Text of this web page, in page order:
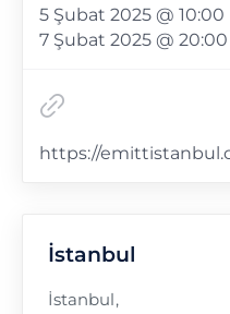
5 Şubat 2025 @ 10:00
7 Şubat 2025 @ 20:00
https://
İstanbul
İstanbul,